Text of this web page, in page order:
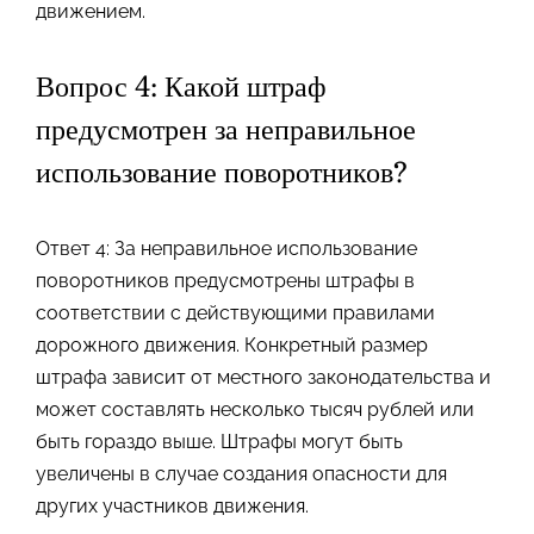
движением.
Вопрос 4: Какой штраф
предусмотрен за неправильное
использование поворотников?
Ответ 4: За неправильное использование
поворотников предусмотрены штрафы в
соответствии с действующими правилами
дорожного движения. Конкретный размер
штрафа зависит от местного законодательства и
может составлять несколько тысяч рублей или
быть гораздо выше. Штрафы могут быть
увеличены в случае создания опасности для
других участников движения.